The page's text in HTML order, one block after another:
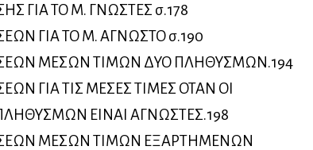
ΓΙΑ ΤΟ Μ. ΓΝΩΣΤΕΣ σ.178
ΓΙΑ ΤΟ Μ. ΑΓΝΩΣΤΟ σ.190
ΜΕΣΩΝ ΤΙΜΩΝ ΔΥΟ ΠΛΗΘΥΣΜΩΝ.194
ΓΙΑ ΤΙΣ ΜΕΣΕΣ ΤΙΜΕΣ ΟΤΑΝ ΟΙ
ΕΙΝΑΙ ΑΓΝΩΣΤΕΣ.198
ΜΕΣΩΝ ΤΙΜΩΝ ΕΞΑΡΤΗΜΕΝΩΝ